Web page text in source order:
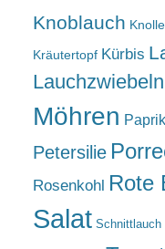
Knoblauch
Kräutertopf Kürbis
Lauchzwiebeln
Möhren
Petersilie
Rosenkohl Rote
Salat Schnittlauch